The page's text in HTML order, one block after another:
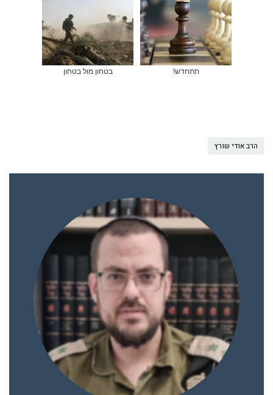
תתחדש! בטחון מול בטחון
הרב אודי שורץ